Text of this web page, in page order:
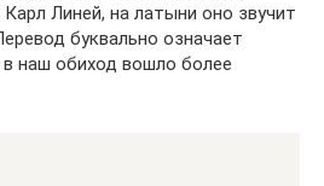
Линей, на латыни оно звучит
буквально означает
в наш обиход вошло более